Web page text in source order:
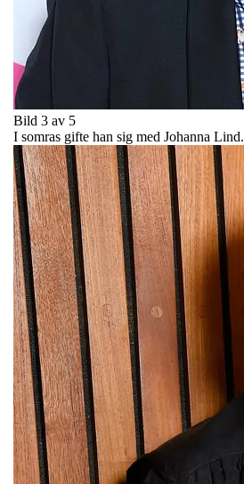
Bild 3 av 5
I somras gifte han sig med Johanna Lind.